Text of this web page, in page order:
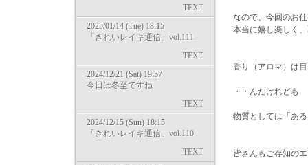
TEXT
2025/01/14 (Tue) 18:15
「きれいレイキ通信」vol.111
TEXT
2024/12/21 (Sat) 19:57
今日は冬至ですね
TEXT
2024/12/15 (Sun) 18:15
「きれいレイキ通信」vol.110
TEXT
なので、今回のお
本当に嬉し楽しく
香り（アロマ）は
・・んだけれども
物質としては「あ
皆さんもご存知の